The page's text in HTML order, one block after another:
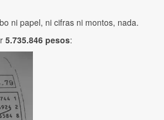
ni papel, ni cifras ni montos, nada.
5.735.846 pesos: